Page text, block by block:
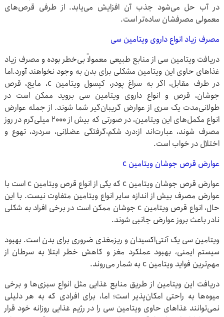
در آب حل می‌شود جذب آن افزایش می‌یابد. از طرفی قرص‌های
معمولی مصرفشان ساده‌تر است.
مصرف زیاد انواع داروی ویتامین سی
دریافت ویتامین سی از منابع طبیعی معمولاً بی‌خطر بوده و مصرف زیاد
غذاهای حاوی این ویتامین مشکلی برای بدن به وجود نخواهند آورد.اما
در طرف مقابل، اگر به سراغ پودر، کپسول ویتامین c، مایع، قرص
جوشان، قرص و انواع داروی ویتامین سی بروید ممکن است در
طولانی‌مدت یک سری از عوارض گریبان‌گیر شما شوند. از جمله عوارض
انواع مکمل‌های این ویتامین، در صورتی‌ که بیش از ۲۰۰۰ میلی‌گرم در روز
مصرف شوند، عبارت‌اند از:درد شکم،گرفتگی عضلانی، سردرد، تهوع و
اختلال در خواب است.
عوارض قرص جوشان ویتامین c
عوارض قرص جوشان ویتامین c که یکی از انواع قرص ویتامین c است با
عوارض مصرف بیش از اندازه سایر انواع ویتامین متفاوت نیست. با این‌
حال، انواع قرص ویتامین c جوشان ممکن است در برخی افراد به شکلی
نادر باعث بروز عوارض جانبی شوند.
ویتامین سی یک آنتی‌اکسیدان و ریزمغذی ضروری برای بدن است. بهبود
سیستم ایمنی، بهبود عملکرد مغز و کاهش خطر ابتلا به سرطان از
مهم‌ترین فواید ویتامین c به شمار می‌روند.
دریافت این ویتامین از طریق منابع غذایی مثل انواع سبزی‌ها و برخی
میوه‌ها به‌ راحتی امکان‌پذیر است؛ اما، برای افرادی که به هر دلیلی
نمی‌توانند غذاهای حاوی ویتامین سی را در رژیم غذایی روزانه خود قرار